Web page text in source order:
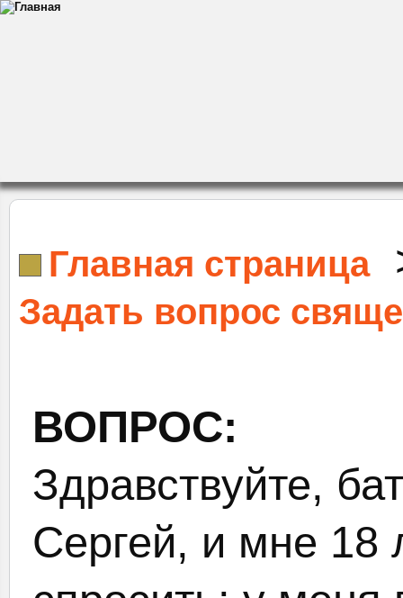
Главная страница
Задать вопрос
ВОПРОС:
Здравствуйте,
Сергей, и мне 18